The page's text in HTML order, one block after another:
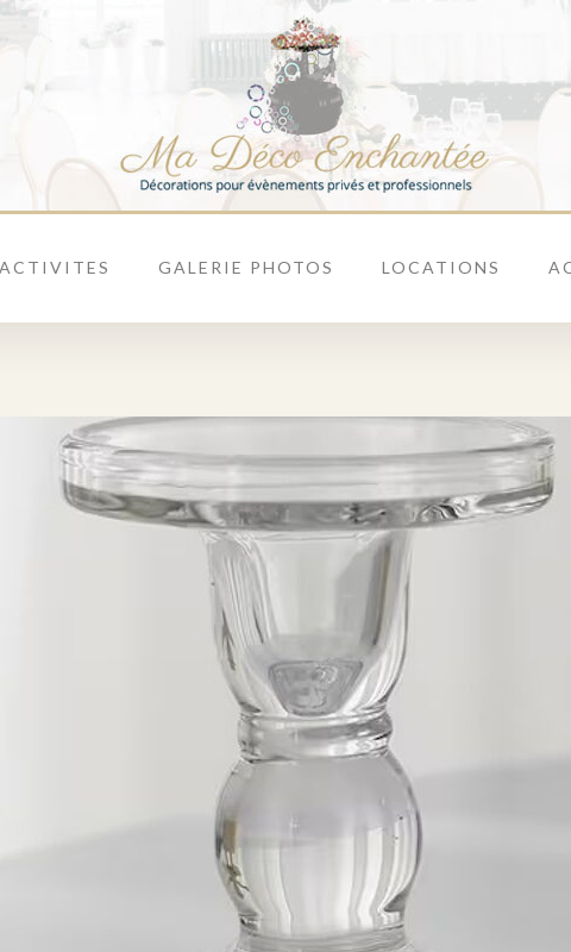
GALERIE PHOTOS LOCATIONS